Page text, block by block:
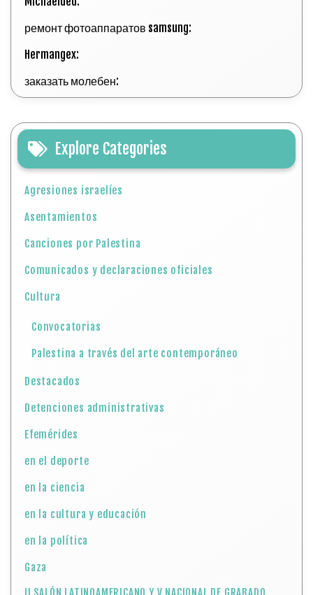
ремонт фотоаппаратов samsung:
Hermangex:
заказать молебен:
Explore Categories
Agresiones israelíes
Asentamientos
Canciones por Palestina
Comunicados y declaraciones oficiales
Cultura
Convocatorias
Palestina a través del arte contemporáneo
Destacados
Detenciones administrativas
Efemérides
en el deporte
en la ciencia
en la cultura y educación
en la política
Gaza